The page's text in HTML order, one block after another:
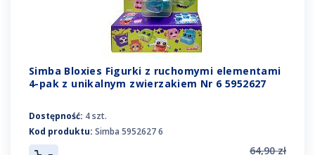
Simba Bloxies Figurki z ruchomymi elementami
4-pak z unikalnym zwierzakiem Nr 6 5952627
Dostępność: 4 szt.
Kod produktu: Simba 5952627 6
64,90 zł